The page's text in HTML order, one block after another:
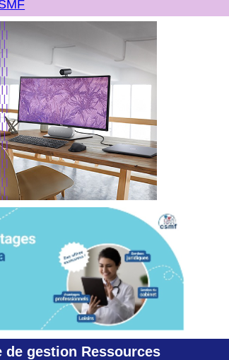
de gestion Ressources